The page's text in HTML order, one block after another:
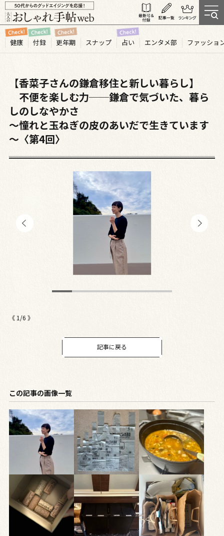
健康 付録 更年期 スナップ 占い エンタメ部 ファッショ
【香菜子さんの鎌倉移住と新しい暮らし】
不便を楽しむ力──鎌倉で気づいた、暮ら
しのしなやかさ
～憧れと玉ねぎの皮のあいだで生きています
～〈第4回〉
《 1 /6 》
記事に戻る
この記事の画像一覧